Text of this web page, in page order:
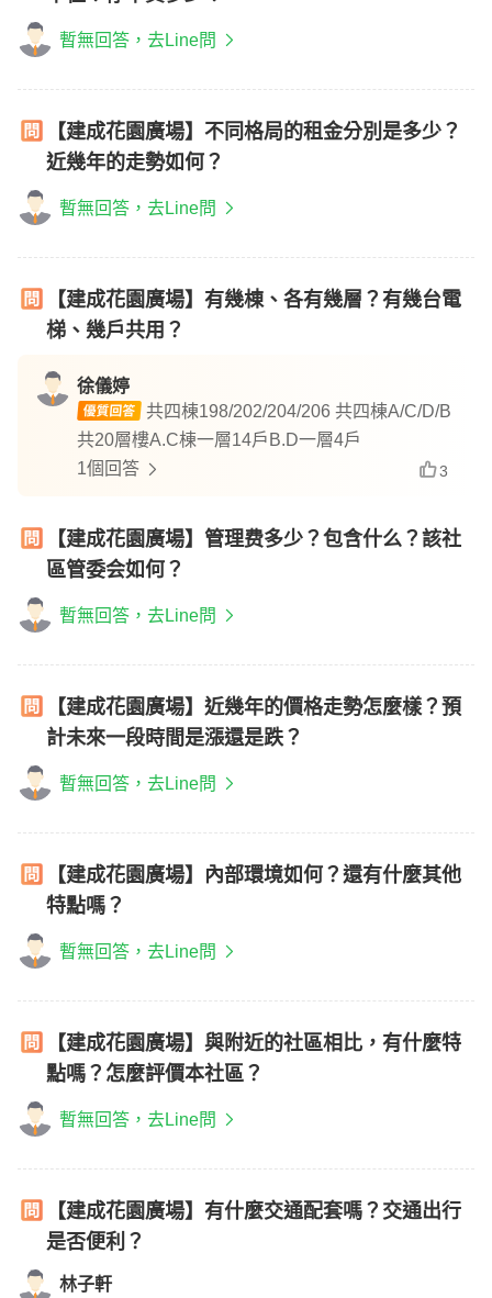
暫無回答，去Line問
【建成花園廣場】不同格局的租金分別是多少？
近幾年的走勢如何？
暫無回答，去Line問
【建成花園廣場】有幾棟、各有幾層？有幾台電
梯、幾戶共用？
徐儀婷
共四棟198/202/204/206 共四棟A/C/D/B
共20層樓A.C棟一層14戶B.D一層4戶
1個回答
3
【建成花園廣場】管理费多少？包含什么？該社
區管委会如何？
暫無回答，去Line問
【建成花園廣場】近幾年的價格走勢怎麼樣？預
計未來一段時間是漲還是跌？
暫無回答，去Line問
【建成花園廣場】內部環境如何？還有什麼其他
特點嗎？
暫無回答，去Line問
【建成花園廣場】與附近的社區相比，有什麼特
點嗎？怎麼評價本社區？
暫無回答，去Line問
【建成花園廣場】有什麼交通配套嗎？交通出行
是否便利？
林子軒